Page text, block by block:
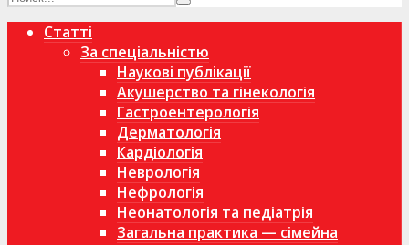
Статті
За спеціальністю
Наукові публікації
Акушерство та гінекологія
Гастроентерологія
Дерматологія
Кардіологія
Неврологія
Нефрологія
Неонатологія та педіатрія
Загальна практика — сімейна